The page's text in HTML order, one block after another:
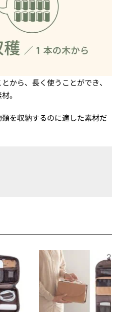
から、長く使うことができ、
。
を収納するのに適した素材だ